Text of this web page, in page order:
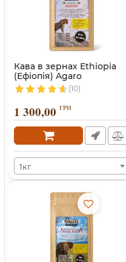
Кава в зернах Ethiopia
(Ефіопія) Agaro
(10)
1 300,00 ГРН
1кг